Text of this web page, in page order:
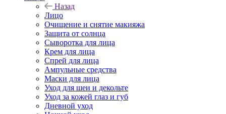
Назад
Лицо
Очищение и снятие макияжа
Защита от солнца
Сыворотка для лица
Крем для лица
Спрей для лица
Ампульные средства
Маски для лица
Уход для шеи и декольте
Уход за кожей глаз и губ
Дневной уход